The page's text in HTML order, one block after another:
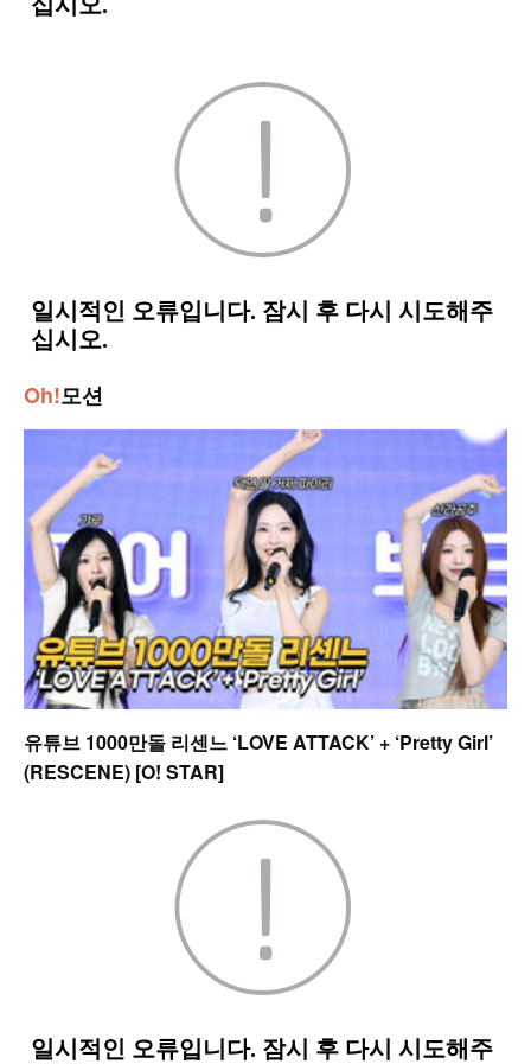
Oh!모션
유튜브 1000만돌 리센느 ‘LOVE ATTACK’ + ‘Pretty Girl’
(RESCENE) [O! STAR]